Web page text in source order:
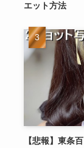
エット方法
【悲報】東条